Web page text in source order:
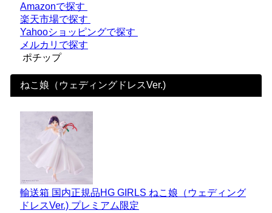
Amazonで探す
楽天市場で探す
Yahooショッピングで探す
メルカリで探す
ポチップ
ねこ娘（ウェディングドレスVer.)
輸送箱 国内正規品HG GIRLS ねこ娘（ウェディング
ドレスVer.) プレミアム限定